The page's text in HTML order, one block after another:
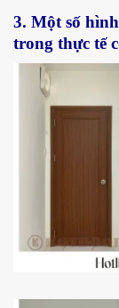
3. Một số
trong thực tế